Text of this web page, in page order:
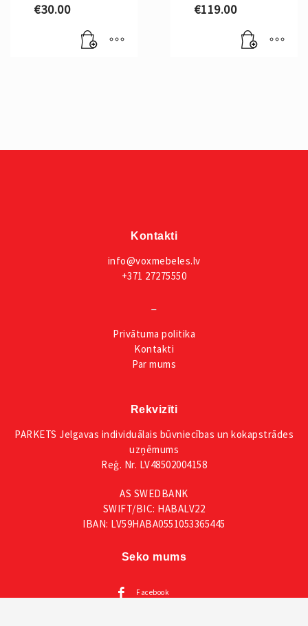
€30.00 €119.00
Kontakti
info@voxmebeles.lv
+371 27275550
Privātuma politika
Kontakti
Par mums
Rekvizīti
PARKETS Jelgavas individuālais būvniecības un kokapstrādes
uzņēmums
Reģ. Nr. LV48502004158
AS SWEDBANK
SWIFT/BIC: HABALV22
IBAN: LV59HABA0551053365445
Seko mums
Facebook